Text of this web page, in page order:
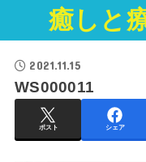
癒しと
2021.11.15
WS000011
ポスト シェア